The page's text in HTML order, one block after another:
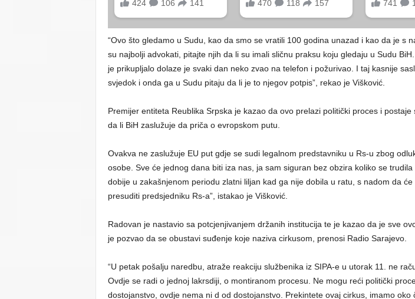
“Ovo što gledamo u Sudu, kao da smo se vratili 100 godina unazad i kao da je s
su najbolji advokati, pitajte njih da li su imali sličnu praksu koju gledaju u Sudu
je prikupljalo dolaze je svaki dan neko zvao na telefon i požurivao. I taj kasnije
svjedok i onda ga u Sudu pitaju da li je to njegov potpis”, rekao je Višković.
Premijer entiteta Reublika Srpska je kazao da ovo prelazi politički proces i postaje
da li BiH zaslužuje da priča o evropskom putu.
Ovakva ne zaslužuje EU put gdje se sudi legalnom predstavniku u Rs-u zbog
osobe. Sve će jednog dana biti iza nas, ja sam siguran bez obzira koliko se trudila
dobije u zakašnjenom periodu zlatni liljan kad ga nije dobila u ratu, s nadom da
presuditi predsjedniku Rs-a”, istakao je Višković.
Radovan je nastavio sa potcjenjivanjem držanih institucija te je kazao da je sve
je pozvao da se obustavi suđenje koje naziva cirkusom, prenosi Radio Sarajevo.
“U petak pošalju naredbu, atraže reakciju službenika iz SIPA-e u utorak 11. ne
Ovdje se radi o jednoj lakrsdiji, o montiranom procesu. Ne mogu reći politički
dostojanstvo, ovdje nema ni d od dostojanstvo. Prekintete ovaj cirkus, imamo oko